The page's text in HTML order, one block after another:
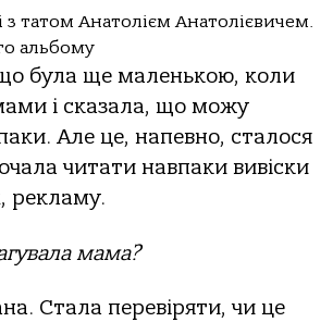
татом Анатолієм Анатолієвичем.
альбому
була ще маленькою, коли
і сказала, що можу
Але це, напевно, сталося
читати навпаки вивіски
рекламу.
мама?
Стала перевіряти, чи це